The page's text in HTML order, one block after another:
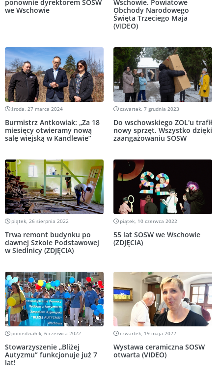
ponownie dyrektorem SOSW
we Wschowie
Wschowie. Powiatowe
Obchody Narodowego
Święta Trzeciego Maja
(VIDEO)
środa, 27 marca 2024
Burmistrz Antkowiak: „Za 18
miesięcy otwieramy nową
salę wiejską w Kandlewie”
czwartek, 7 grudnia 2023
Do wschowskiego ZOL'u trafił
nowy sprzęt. Wszystko dzięki
zaangażowaniu SOSW
piątek, 26 sierpnia 2022
Trwa remont budynku po
dawnej Szkole Podstawowej
w Siedlnicy (ZDJĘCIA)
piątek, 10 czerwca 2022
55 lat SOSW we Wschowie
(ZDJĘCIA)
poniedziałek, 6 czerwca 2022
Stowarzyszenie „Bliżej
Autyzmu” funkcjonuje już 7
lat!
czwartek, 19 maja 2022
Wystawa ceramiczna SOSW
otwarta (VIDEO)